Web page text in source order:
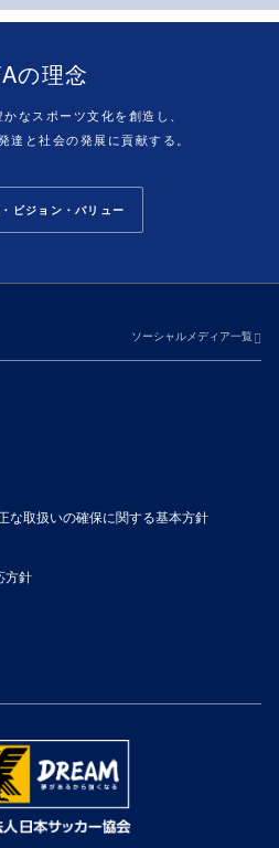
の理念
なスポーツ文化を創造し、
達と社会の発展に貢献する。
ビジョン・バリュー
ソーシャルメディア一覧
な取扱いの確保に関する基本方針
方針